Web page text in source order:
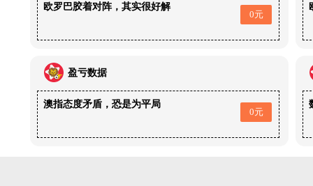
欧罗巴胶着对阵，其实很好解
0元
盈亏数据
澳指态度矛盾，恐是为平局
0元